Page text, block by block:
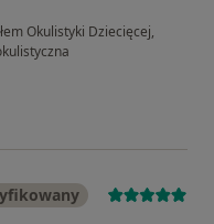
Okulistyki Dziecięcej,